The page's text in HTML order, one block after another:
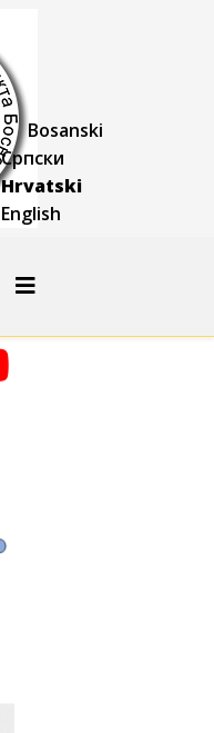
Bosanski
Српски
Hrvatski
English